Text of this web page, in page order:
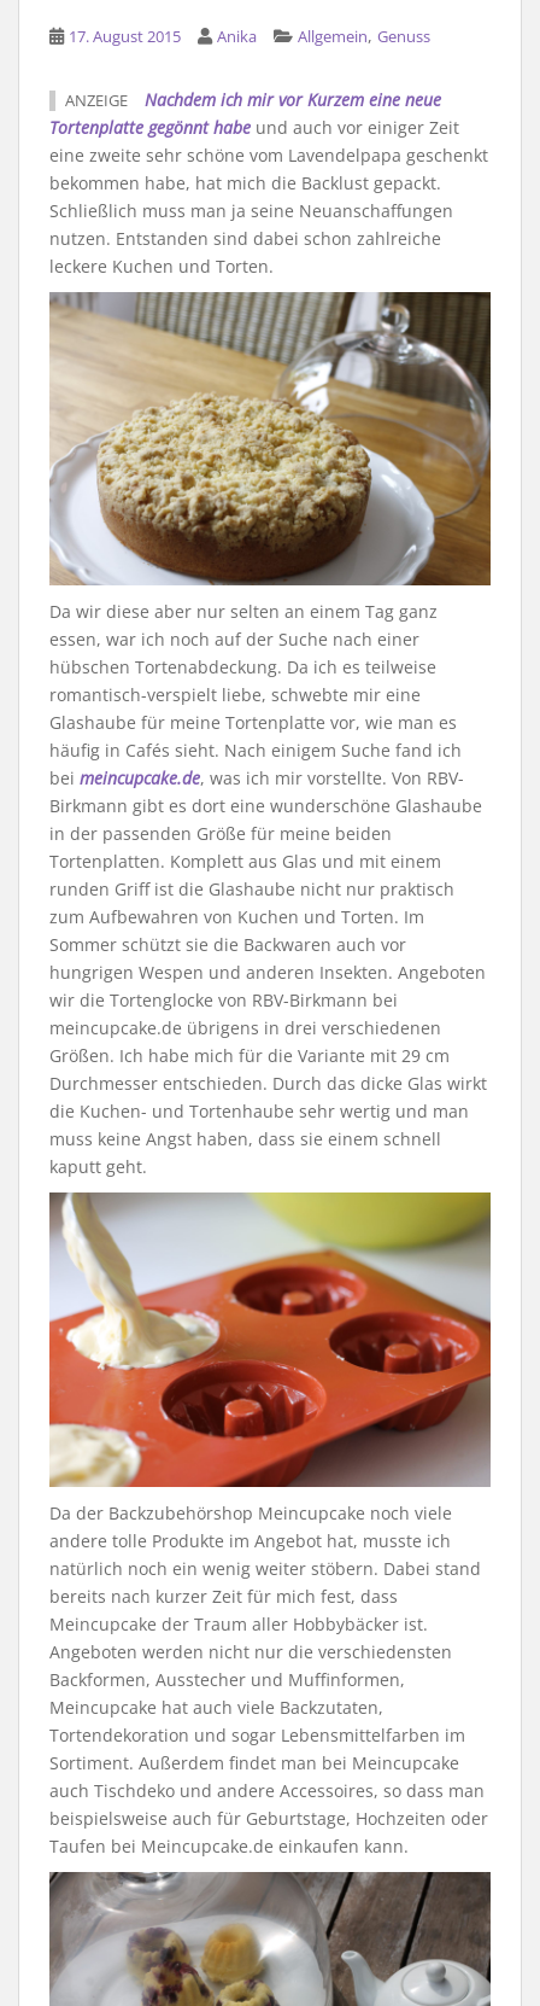
17. August 2015 Anika Allgemein, Genuss
ANZEIGE
Nachdem ich mir vor Kurzem eine neue
Tortenplatte gegönnt habe und auch vor einiger Zeit
eine zweite sehr schöne vom Lavendelpapa geschenkt
bekommen habe, hat mich die Backlust gepackt.
Schließlich muss man ja seine Neuanschaffungen
nutzen. Entstanden sind dabei schon zahlreiche
leckere Kuchen und Torten.
Da wir diese aber nur selten an einem Tag ganz
essen, war ich noch auf der Suche nach einer
hübschen Tortenabdeckung. Da ich es teilweise
romantisch-verspielt liebe, schwebte mir eine
Glashaube für meine Tortenplatte vor, wie man es
häufig in Cafés sieht. Nach einigem Suche fand ich
bei meincupcake.de, was ich mir vorstellte. Von RBV-
Birkmann gibt es dort eine wunderschöne Glashaube
in der passenden Größe für meine beiden
Tortenplatten. Komplett aus Glas und mit einem
runden Griff ist die Glashaube nicht nur praktisch
zum Aufbewahren von Kuchen und Torten. Im
Sommer schützt sie die Backwaren auch vor
hungrigen Wespen und anderen Insekten. Angeboten
wir die Tortenglocke von RBV-Birkmann bei
meincupcake.de übrigens in drei verschiedenen
Größen. Ich habe mich für die Variante mit 29 cm
Durchmesser entschieden. Durch das dicke Glas wirkt
die Kuchen- und Tortenhaube sehr wertig und man
muss keine Angst haben, dass sie einem schnell
kaputt geht.
Da der Backzubehörshop Meincupcake noch viele
andere tolle Produkte im Angebot hat, musste ich
natürlich noch ein wenig weiter stöbern. Dabei stand
bereits nach kurzer Zeit für mich fest, dass
Meincupcake der Traum aller Hobbybäcker ist.
Angeboten werden nicht nur die verschiedensten
Backformen, Ausstecher und Muffinformen,
Meincupcake hat auch viele Backzutaten,
Tortendekoration und sogar Lebensmittelfarben im
Sortiment. Außerdem findet man bei Meincupcake
auch Tischdeko und andere Accessoires, so dass man
beispielsweise auch für Geburtstage, Hochzeiten oder
Taufen bei Meincupcake.de einkaufen kann.